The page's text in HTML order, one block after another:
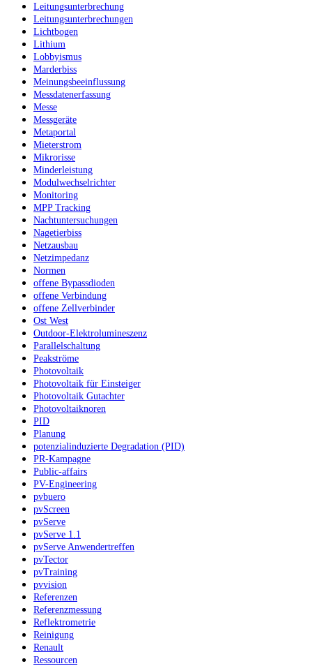
Leitungsunterbrechung
Leitungsunterbrechungen
Lichtbogen
Lithium
Lobbyismus
Marderbiss
Meinungsbeeinflussung
Messdatenerfassung
Messe
Messgeräte
Metaportal
Mieterstrom
Mikrorisse
Minderleistung
Modulwechselrichter
Monitoring
MPP Tracking
Nachtuntersuchungen
Nagetierbiss
Netzausbau
Netzimpedanz
Normen
offene Bypassdioden
offene Verbindung
offene Zellverbinder
Ost West
Outdoor-Elektrolumineszenz
Parallelschaltung
Peakströme
Photovoltaik
Photovoltaik für Einsteiger
Photovoltaik Gutachter
Photovoltaiknoren
PID
Planung
potenzialinduzierte Degradation (PID)
PR-Kampagne
Public-affairs
PV-Engineering
pvbuero
pvScreen
pvServe
pvServe 1.1
pvServe Anwendertreffen
pvTector
pvTraining
pvvision
Referenzen
Referenzmessung
Reflektrometrie
Reinigung
Renault
Ressourcen